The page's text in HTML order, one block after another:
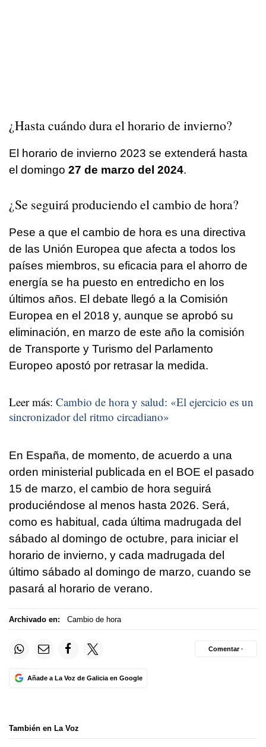
¿Hasta cuándo dura el horario de invierno?
El horario de invierno 2023 se extenderá hasta
el domingo 27 de marzo del 2024.
¿Se seguirá produciendo el cambio de hora?
Pese a que el cambio de hora es una directiva
de las Unión Europea que afecta a todos los
países miembros, su eficacia para el ahorro de
energía se ha puesto en entredicho en los
últimos años. El debate llegó a la Comisión
Europea en el 2018 y, aunque se aprobó su
eliminación, en marzo de este año la comisión
de Transporte y Turismo del Parlamento
Europeo apostó por retrasar la medida.
Leer más: Cambio de hora y salud: «El ejercicio es un
sincronizador del ritmo circadiano»
En España, de momento, de acuerdo a una
orden ministerial publicada en el BOE el pasado
15 de marzo, el cambio de hora seguirá
produciéndose al menos hasta 2026. Será,
como es habitual, cada última madrugada del
sábado al domingo de octubre, para iniciar el
horario de invierno, y cada madrugada del
último sábado al domingo de marzo, cuando se
pasará al horario de verano.
Archivado en: Cambio de hora
Añade a La Voz de Galicia en Google
Comentar ·
También en La Voz